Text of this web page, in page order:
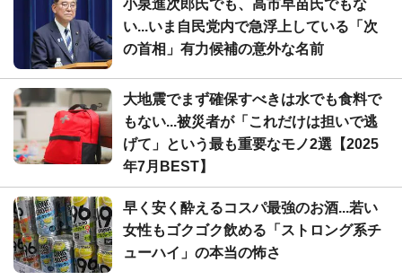
小泉進次郎氏でも、高市早苗氏でもな
い...いま自民党内で急浮上している「次
の首相」有力候補の意外な名前
大地震でまず確保すべきは水でも食料で
もない...被災者が「これだけは担いで逃
げて」という最も重要なモノ2選【2025
年7月BEST】
早く安く酔えるコスパ最強のお酒...若い
女性もゴクゴク飲める「ストロング系チ
ューハイ」の本当の怖さ